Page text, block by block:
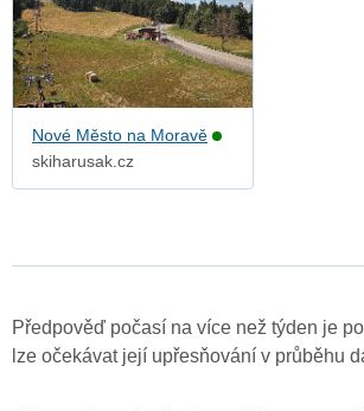
Nové Město na Moravě
skiharusak.cz
Předpověď počasí na více než týden je
lze očekávat její upřesňování v průběhu